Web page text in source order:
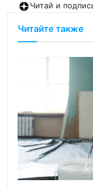
Читай и
Читайте также